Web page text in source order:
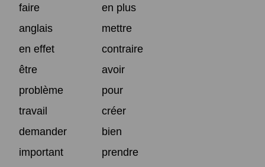
faire
en plus
anglais
mettre
en effet
contraire
être
avoir
problème
pour
travail
créer
demander
bien
important
prendre